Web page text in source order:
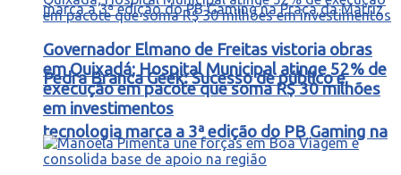
Pedra Branca Geek: Sucesso de público e
tecnologia marca a 3ª edição do PB Gaming na
Governador Elmano de Freitas vistoria obras
em Quixadá; Hospital Municipal atinge 52% de
execução em pacote que soma R$ 30 milhões
em investimentos